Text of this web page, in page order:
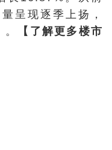
呈现逐季上扬，
【了解更多楼市